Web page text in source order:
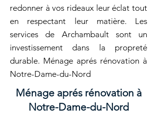
redonner à vos rideaux leur éclat tout
en respectant leur matière. Les
services de Archambault sont un
investissement dans la propreté
durable. Ménage aprés rénovation à
Notre-Dame-du-Nord
Ménage aprés rénovation à
Notre-Dame-du-Nord